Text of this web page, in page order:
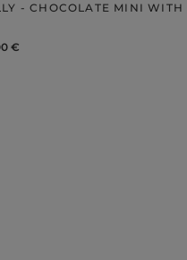
- CHOCOLATE MINI WITH
€